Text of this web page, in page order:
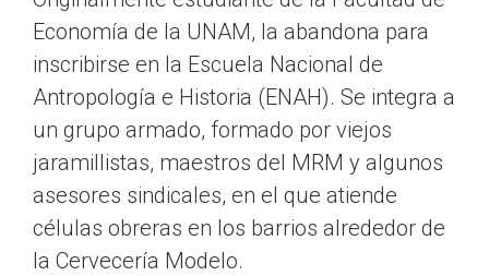
Economía de la UNAM, la abandona para
inscribirse en la Escuela Nacional de
Antropología e Historia (ENAH). Se integra a
un grupo armado, formado por viejos
jaramillistas, maestros del MRM y algunos
asesores sindicales, en el que atiende
células obreras en los barrios alrededor de
la Cervecería Modelo.